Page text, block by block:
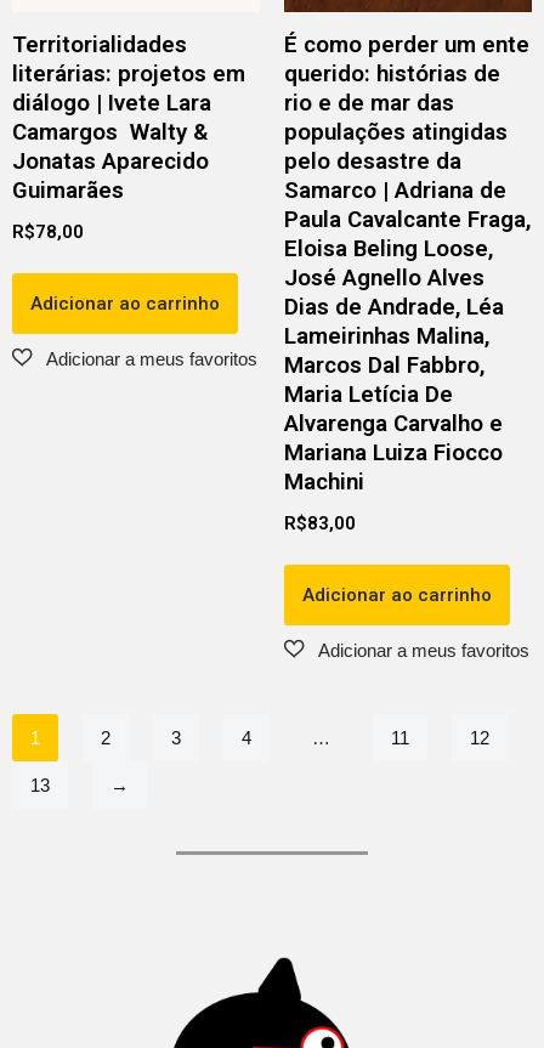
Territorialidades
literárias: projetos em
diálogo | Ivete Lara
Camargos Walty &
Jonatas Aparecido
Guimarães
R$78,00
Adicionar ao carrinho
É como perder um ente
querido: histórias de
rio e de mar das
populações atingidas
pelo desastre da
Samarco | Adriana de
Paula Cavalcante Fraga,
Eloisa Beling Loose,
José Agnello Alves
Dias de Andrade, Léa
Lameirinhas Malina,
Marcos Dal Fabbro,
Maria Letícia De
Alvarenga Carvalho e
Mariana Luiza Fiocco
Machini
R$83,00
Adicionar ao carrinho
1 2 3 4 … 11 12
13 →